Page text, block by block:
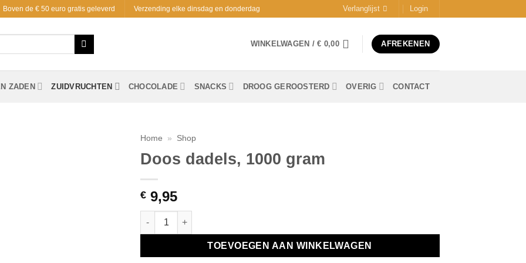
Boven de € 50 euro gratis geleverd Verzending elke dinsdag en donderdag Verlanglijst Login
WINKELWAGEN /€ 0,00 AFREKENEN
ZADEN ZUIDVRUCHTEN CHOCOLADE SNACKS DROOG GEROOSTERD OVERIG CONTACT
Home » Shop
Doos dadels, 1000 gram
€ 9,95
Doos dadels, 1000 gram aantal
TOEVOEGEN AAN WINKELWAGEN